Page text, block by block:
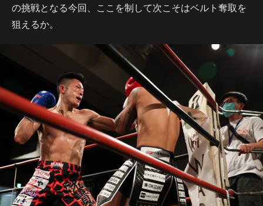
の挑戦となる今回、ここを制して次こそはベルト奪取を
狙えるか。